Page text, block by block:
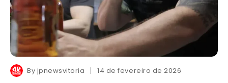
By jpnewsvitoria 14 de fevereiro de 2026